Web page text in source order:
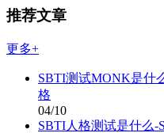
推荐文章
更多+
SBTI测试MONK是什
格
04/10
SBTI人格测试是什么-